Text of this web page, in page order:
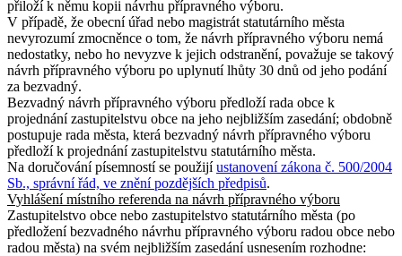
přiloží k němu kopii návrhu přípravného výboru.
V případě, že obecní úřad nebo magistrát statutárního města
nevyrozumí zmocněnce o tom, že návrh přípravného výboru nemá
nedostatky, nebo ho nevyzve k jejich odstranění, považuje se takový
návrh přípravného výboru po uplynutí lhůty 30 dnů od jeho podání
za bezvadný.
Bezvadný návrh přípravného výboru předloží rada obce k
projednání zastupitelstvu obce na jeho nejbližším zasedání; obdobně
postupuje rada města, která bezvadný návrh přípravného výboru
předloží k projednání zastupitelstvu statutárního města.
Na doručování písemností se použijíustanovení zákona č. 500/2004
Sb., správní řád, ve znění pozdějších předpisů.
Vyhlášení místního referenda na návrh přípravného výboru
Zastupitelstvo obce nebo zastupitelstvo statutárního města (po
předložení bezvadného návrhu přípravného výboru radou obce nebo
radou města) na svém nejbližším zasedání usnesením rozhodne: